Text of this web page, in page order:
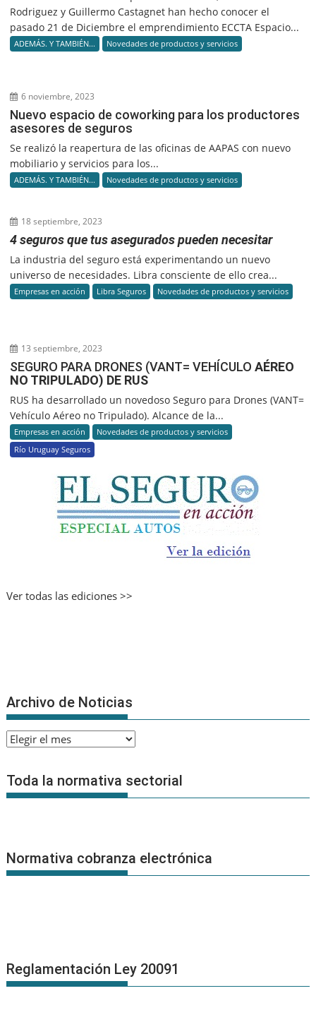
Rodriguez y Guillermo Castagnet han hecho conocer el
pasado 21 de Diciembre el emprendimiento ECCTA Espacio...
ADEMÁS. Y TAMBIÉN... Novedades de productos y servicios
6 noviembre, 2023
Nuevo espacio de coworking para los productores
asesores de seguros
Se realizó la reapertura de las oficinas de AAPAS con nuevo
mobiliario y servicios para los...
ADEMÁS. Y TAMBIÉN... Novedades de productos y servicios
18 septiembre, 2023
4 seguros que tus asegurados pueden necesitar
La industria del seguro está experimentando un nuevo
universo de necesidades. Libra consciente de ello crea...
Empresas en acción Libra Seguros Novedades de productos y servicios
13 septiembre, 2023
SEGURO PARA DRONES (VANT= VEHÍCULOAÉREO
NO TRIPULADO) DE RUS
RUS ha desarrollado un novedoso Seguro para Drones (VANT=
Vehículo Aéreo no Tripulado). Alcance de la...
Empresas en acción
Novedades de productos y servicios
Río Uruguay Seguros
Ver todas las ediciones >>
Archivo de Noticias
Archivo
Noticias
Toda la normativa sectorial
Normativa cobranza electrónica
Reglamentación Ley 20091